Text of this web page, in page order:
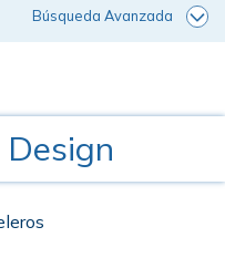
Búsqueda Avanzada